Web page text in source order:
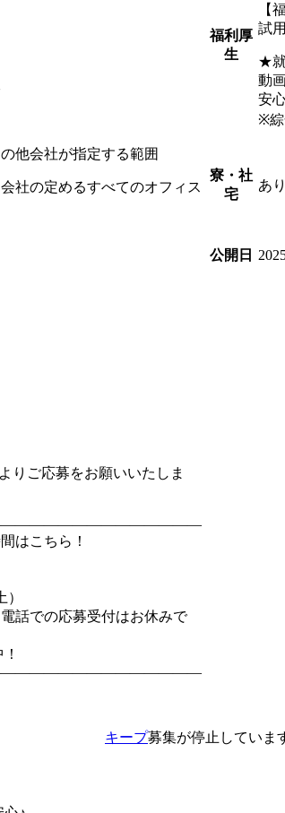
他会社が指定する範囲
社の定めるすべてのオフィス
りご応募をお願いいたしま
はこちら！
話での応募受付はお休みで
福利厚
生
【
試
★
動
安
※綜
寮・社
宅
あり
公開日
キープ募集が停止していま